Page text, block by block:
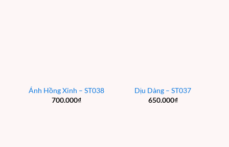
Ánh Hồng Xinh – ST038
700.000₫
Dịu Dàng – ST037
650.000₫